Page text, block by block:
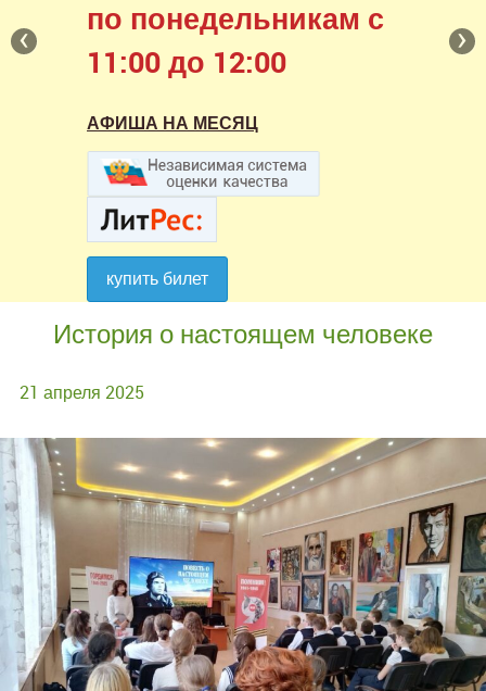
в нашем читальном зале
АФИША НА МЕСЯЦ
купить билет
по понедельникам с
11:00 до 12:00
АФИША НА МЕСЯЦ
купить билет
›
‹
История о настоящем человеке
21 апреля 2025